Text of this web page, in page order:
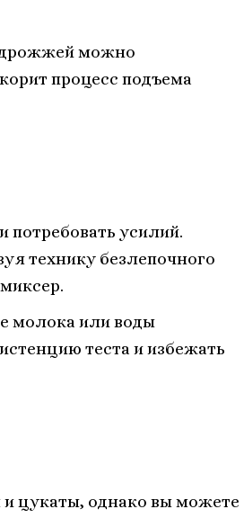
дрожжей можно
процесс подъема
потребовать усилий.
технику безлепочного
молока или воды
теста и избежать
цукаты, однако вы можете